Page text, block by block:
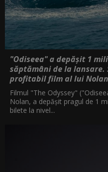
"Odiseea" a depășit 1
săptămâni de la lansare.
profitabil film al lui Nolan
Filmul "The Odyssey"
Nolan, a depăşit pragul de 1
bilete la nivel...